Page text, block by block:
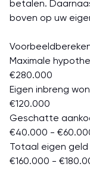
betalen.
boven op uw
Maximale
€280.000
Eigen inbreng
€120.000
Geschatte
€40.000 -
Totaal eigen
€160.000 -